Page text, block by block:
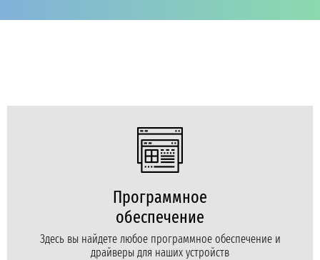
Программное
обеспечение
Здесь вы найдете любое программное обеспечение и
драйверы для наших устройств